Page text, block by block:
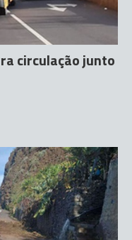
circulação junto